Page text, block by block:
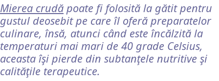
Mierea crudă poate fi folosită la gătit pentru
gustul deosebit pe care îl oferă preparatelor
culinare, însă, atunci când este încălzită la
temperaturi mai mari de 40 grade Celsius,
aceasta îşi pierde din subtanţele nutritive şi
calităţile terapeutice.